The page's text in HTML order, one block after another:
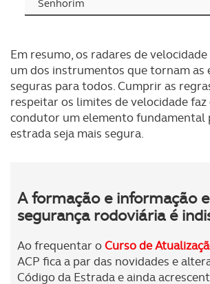
Senhorim
Em resumo, os radares de
um dos instrumentos que tornam as
seguras para todos. Cumprir as
respeitar os limites de velocidade faz
condutor um elemento fundamental
estrada seja mais segura.
A formação e informação
segurança rodoviária é
Ao frequentar oCurso de
ACP fica a par das novidades e
Código da Estrada e ainda